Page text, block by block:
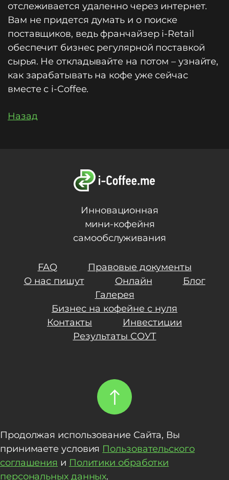
отслеживается удаленно через интернет.
Вам не придется думать и о поиске
поставщиков, ведь франчайзер i-Retail
обеспечит бизнес регулярной поставкой
сырья. Не откладывайте на потом – узнайте,
как зарабатывать на кофе уже сейчас
вместе с i-Coffee.
Назад
Инновационная
мини-кофейня
самообслуживания
FAQ
Правовые документы
О нас пишут
Онлайн
Блог
Галерея
Бизнес на кофейне с нуля
Контакты
Инвестиции
Результаты СОУТ
Продолжая использование Сайта, Вы
принимаете условия Пользовательского
соглашения и Политики обработки
персональных данных.